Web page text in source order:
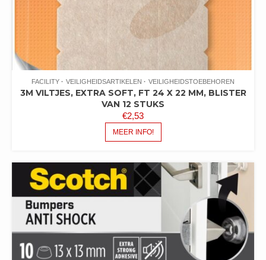
FACILITY VEILIGHEIDSARTIKELEN VEILIGHEIDSTOEBEHOREN
3M VILTJES, EXTRA SOFT, FT 24 X 22 MM, BLISTER
VAN 12 STUKS
€2,53
MEER INFO!